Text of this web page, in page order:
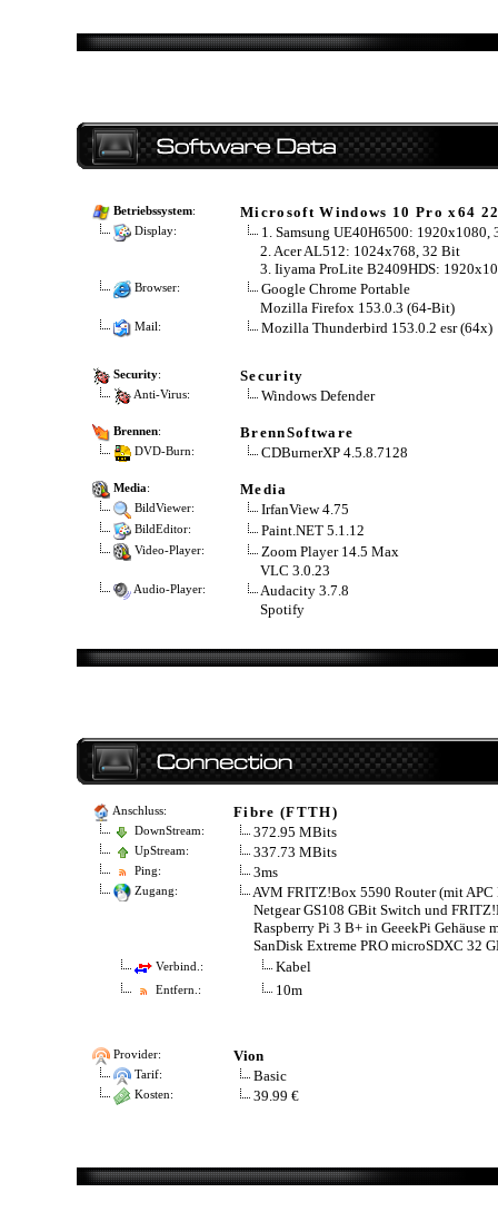
Betriebssystem: Microsoft Windows 10 Pro x64
Display:
1. Samsung UE40H6500: 1920x1080,
2. Acer AL512: 1024x768, 32 Bit
3. Iiyama ProLite B2409HDS:
Browser:
Google Chrome Portable
Mozilla Firefox 153.0.3 (64-Bit)
Mail: Mozilla Thunderbird 153.0.2 esr (64x)
Security: Security
Anti-Virus: Windows Defender
Brennen: BrennSoftware
DVD-Burn: CDBurnerXP 4.5.8.7128
Media: Media
BildViewer: IrfanView 4.75
BildEditor: Paint.NET 5.1.12
Video-Player:
Zoom Player 14.5 Max
VLC 3.0.23
Audio-Player:
Audacity 3.7.8
Spotify
Anschluss: Fibre (FTTH)
DownStream: 372.95 MBits
UpStream: 337.73 MBits
Ping: 3ms
Zugang:
AVM FRITZ!Box 5590 Router (mit APC
Netgear GS108 GBit Switch und
Raspberry Pi 3 B+ in GeeekPi Gehäuse
SanDisk Extreme PRO microSDXC 32
Verbind.: Kabel
Entfern.: 10m
Provider: Vion
Tarif: Basic
Kosten: 39.99 €